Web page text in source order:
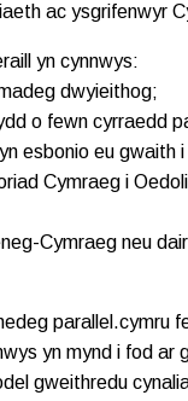
ac ysgrifenwyr
yn cynnwys:
dwyieithog;
o fewn cyrraedd
esbonio eu gwaith
Cymraeg i
Cymraeg neu
parallel.cymru
yn mynd i fod ar
gweithredu